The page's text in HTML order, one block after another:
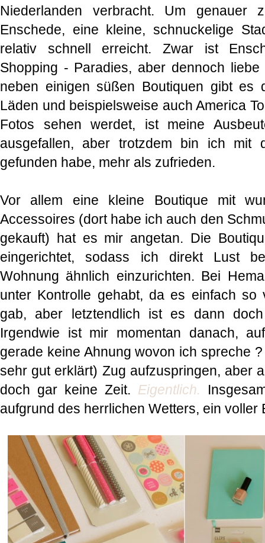
Niederlanden verbracht. Um
Enschede, eine kleine, schnuckelige
relativ schnell erreicht. Zwar ist
Shopping - Paradies, aber dennoch
neben einigen süßen Boutiquen gibt es
Läden und beispielsweise auch America
Fotos sehen werdet, ist meine
ausgefallen, aber trotzdem bin ich mit
gefunden habe, mehr als zufrieden.
Vor allem eine kleine Boutique mit
Accessoires (dort habe ich auch den
gekauft) hat es mir angetan. Die
eingerichtet, sodass ich direkt Lust
Wohnung ähnlich einzurichten. Bei
unter Kontrolle gehabt, da es einfach so
gab, aber letztendlich ist es dann
Irgendwie ist mir momentan danach,
gerade keine Ahnung wovon ich spreche
sehr gut erklärt) Zug aufzuspringen, aber
doch gar keine Zeit. Eigentlich.
aufgrund des herrlichen Wetters, ein voller